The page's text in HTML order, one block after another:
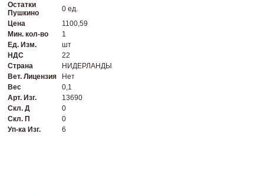
Остатки
Пушкино
0 ед.
Цена
1100,59
Мин. кол-во
1
Ед. Изм.
шт
НДС
22
Страна
НИДЕРЛАНДЫ
Вет. Лицензия
Нет
Вес
0,1
Арт. Изг.
13690
Скл. Д
0
Скл. П
0
Уп-ка Изг.
6